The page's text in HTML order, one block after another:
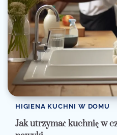
HIGIENA KUCHNI W DOMU
Jak utrzymać kuchnię w